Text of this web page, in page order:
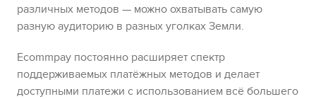
различных методов — можно охватывать самую
разную аудиторию в разных уголках Земли.
Ecommpay постоянно расширяет спектр
поддерживаемых платёжных методов и делает
доступными платежи с использованием всё большего